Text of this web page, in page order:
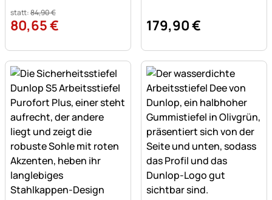
statt:84,90€
80,65€ 179,90€